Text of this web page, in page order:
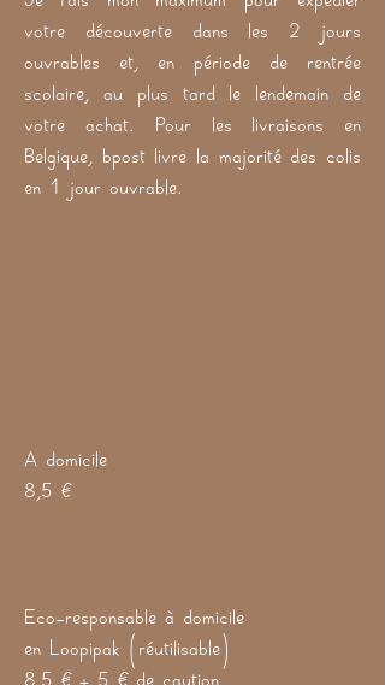
votre découverte dans les 2 jours
ouvrables et, en période de rentrée
scolaire, au plus tard le lendemain de
votre achat. Pour les livraisons en
Belgique, bpost livre la majorité des colis
en 1 jour ouvrable.
A domicile
8,5 €
Eco-responsable à domicile
en Loopipak (réutilisable)
8,5 € + 5 € de caution